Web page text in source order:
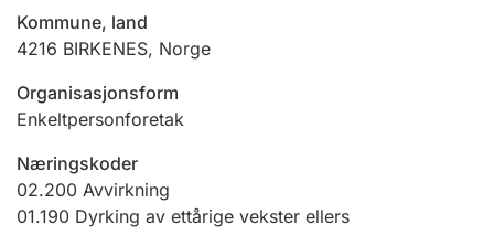
Ektepaktveileder
Offentlig sektor
Kommune, land
4216 BIRKENES, Norge
Organisasjonsform
Enkeltpersonforetak
Næringskoder
02.200 Avvirkning
01.190 Dyrking av ettårige vekster ellers